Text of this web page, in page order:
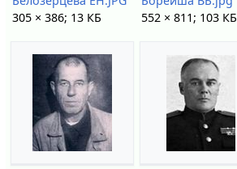
305 × 386; 13 КБ
552 × 811; 103 КБ